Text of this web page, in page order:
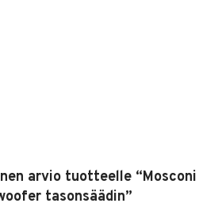
arvio tuotteelle “Mosconi
tasonsäädin”